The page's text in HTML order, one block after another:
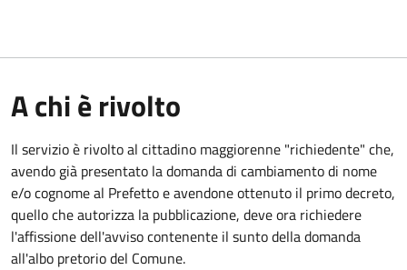
A chi è rivolto
Il servizio è rivolto al cittadino maggiorenne "richiedente" che,
avendo già presentato la domanda di cambiamento di nome
e/o cognome al Prefetto e avendone ottenuto il primo decreto,
quello che autorizza la pubblicazione, deve ora richiedere
l'affissione dell'avviso contenente il sunto della domanda
all'albo pretorio del Comune.